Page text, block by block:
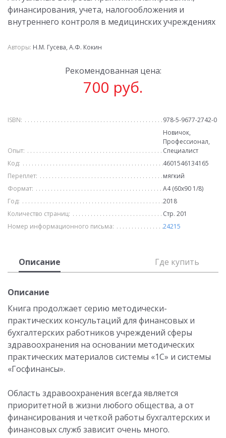
финансирования, учета, налогообложения и
внутреннего контроля в медицинских учреждениях
Авторы: Н.М. Гусева, А.Ф. Кокин
Рекомендованная цена:
700 руб.
ISBN: 978-5-9677-2742-0
Опыт:
Новичок,
Профессионал,
Специалист
Код:
4601546134165
Переплет:
мягкий
Формат:
А4 (60х90 1/8)
Год:
2018
Количество страниц:
Стр. 201
Номер информационного письма:
24215
Описание Где купить
Описание
Книга продолжает серию методически-
практических консультаций для финансовых и
бухгалтерских работников учреждений сферы
здравоохранения на основании методических
практических материалов системы «1С» и системы
«Госфинансы».
Область здравоохранения всегда является
приоритетной в жизни любого общества, а от
финансирования и четкой работы бухгалтерских и
финансовых служб зависит очень много.